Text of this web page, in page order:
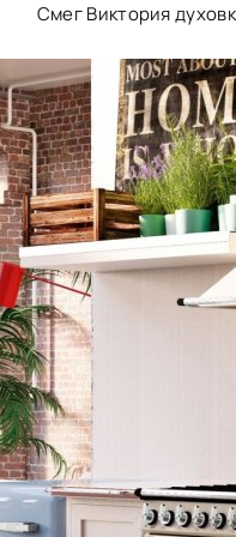
Смег Виктория